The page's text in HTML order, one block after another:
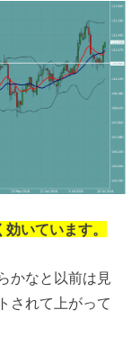
いています。
かなと以前は見
されて上がって